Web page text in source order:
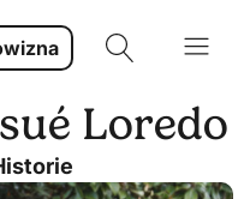
Loredo